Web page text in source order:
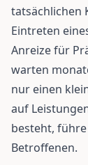
tatsächlichen
Eintreten
Anreize für
warten
nur einen
auf
besteht,
Betroffenen.